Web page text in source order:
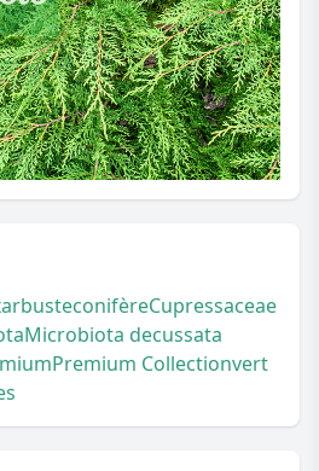
arbusteconifèreCupressaceae
Microbiota decussata
Premium Collectionvert